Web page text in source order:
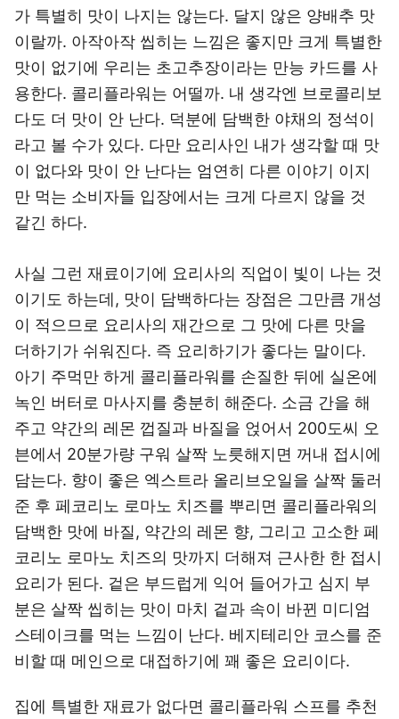
가 특별히 맛이 나지는 않는다. 달지 않은 양배추 맛
이랄까. 아작아작 씹히는 느낌은 좋지만 크게 특별한
맛이 없기에 우리는 초고추장이라는 만능 카드를 사
용한다. 콜리플라워는 어떨까. 내 생각엔 브로콜리보
다도 더 맛이 안 난다. 덕분에 담백한 야채의 정석이
라고 볼 수가 있다. 다만 요리사인 내가 생각할 때 맛
이 없다와 맛이 안 난다는 엄연히 다른 이야기 이지
만 먹는 소비자들 입장에서는 크게 다르지 않을 것
같긴 하다.
사실 그런 재료이기에 요리사의 직업이 빛이 나는 것
이기도 하는데, 맛이 담백하다는 장점은 그만큼 개성
이 적으므로 요리사의 재간으로 그 맛에 다른 맛을
더하기가 쉬워진다. 즉 요리하기가 좋다는 말이다.
아기 주먹만 하게 콜리플라워를 손질한 뒤에 실온에
녹인 버터로 마사지를 충분히 해준다. 소금 간을 해
주고 약간의 레몬 껍질과 바질을 얹어서 200도씨 오
븐에서 20분가량 구워 살짝 노릇해지면 꺼내 접시에
담는다. 향이 좋은 엑스트라 올리브오일을 살짝 둘러
준 후 페코리노 로마노 치즈를 뿌리면 콜리플라워의
담백한 맛에 바질, 약간의 레몬 향, 그리고 고소한 페
코리노 로마노 치즈의 맛까지 더해져 근사한 한 접시
요리가 된다. 겉은 부드럽게 익어 들어가고 심지 부
분은 살짝 씹히는 맛이 마치 겉과 속이 바뀐 미디엄
스테이크를 먹는 느낌이 난다. 베지테리안 코스를 준
비할 때 메인으로 대접하기에 꽤 좋은 요리이다.
집에 특별한 재료가 없다면 콜리플라워 스프를 추천